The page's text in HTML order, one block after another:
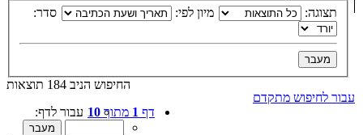
תצוגה:
מיון לפי: סדר:
החיפוש הניב 184 תוצאות
דף 1 מתוך 10 עבור לדף:
עבור לחיפוש מתקדם